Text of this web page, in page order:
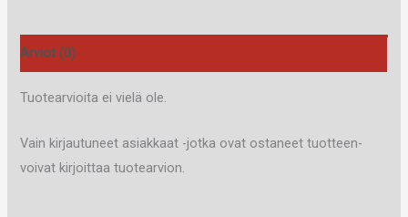
Arviot (0)
Tuotearvioita ei vielä ole.
Vain kirjautuneet asiakkaat -jotka ovat ostaneet tuotteen-
voivat kirjoittaa tuotearvion.